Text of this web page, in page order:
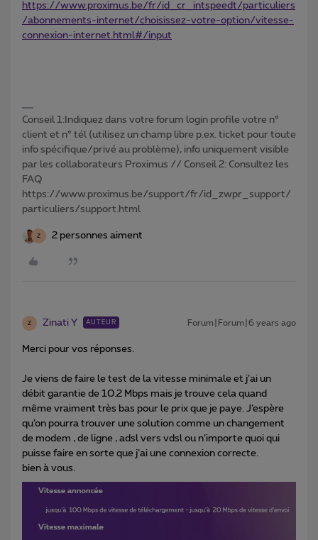
https://www.proximus.be/fr/id_cr_intspeedt/particuliers
/abonnements-internet/choisissez-votre-option/vitesse-
connexion-internet.html#/input
Conseil 1:Indiquez dans votre forum login profile votre n°
client et n° tél (utilisez un champ libre p.ex. ticket pour toute
info spécifique/privé au problème), info uniquement visible
par les collaborateurs Proximus // Conseil 2: Consultez les
FAQ
https://www.proximus.be/support/fr/id_zwpr_support/
particuliers/support.html
Z 2 personnes aiment
Z Zinati Y AUTEUR Forum|Forum|6 years ago
Merci pour vos réponses.
Je viens de faire le test de la vitesse minimale et j’ai un
débit garantie de 10.2 Mbps mais je trouve cela quand
même vraiment très bas pour le prix que je paye. J’espère
qu’on pourra trouver une solution comme un changement
de modem , de ligne , adsl vers vdsl ou n’importe quoi qui
puisse faire en sorte que j’ai une connexion correcte.
bien à vous.